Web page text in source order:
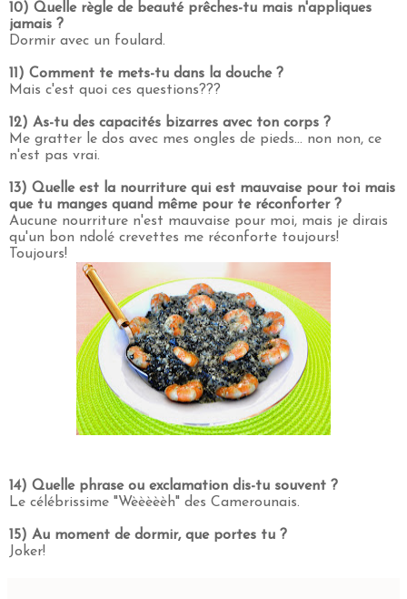
10) Quelle règle de beauté prêches-tu mais n'appliques
jamais ?
Dormir avec un foulard.
11) Comment te mets-tu dans la douche ?
Mais c'est quoi ces questions???
12) As-tu des capacités bizarres avec ton corps ?
Me gratter le dos avec mes ongles de pieds... non non, ce
n'est pas vrai.
13) Quelle est la nourriture qui est mauvaise pour toi mais
que tu manges quand même pour te réconforter ?
Aucune nourriture n'est mauvaise pour moi, mais je dirais
qu'un bon ndolé crevettes me réconforte toujours!
Toujours!
14) Quelle phrase ou exclamation dis-tu souvent ?
Le célébrissime "Wèèèèèh" des Camerounais.
15) Au moment de dormir, que portes tu ?
Joker!